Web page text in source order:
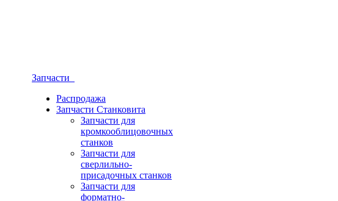
Запчасти
Распродажа
Запчасти Станковита
Запчасти для
кромкооблицовочных
станков
Запчасти для
сверлильно-
присадочных станков
Запчасти для
форматно-